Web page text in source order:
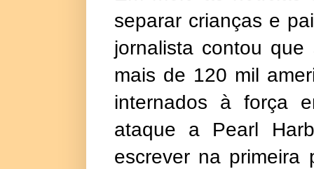
separar crianças e
jornalista contou
mais de 120 mil
internados à força
ataque a Pearl
escrever na primeira